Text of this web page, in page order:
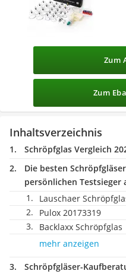
Zum
Zum
Inhaltsverzeichnis
Schröpfglas Vergleich
Die besten
persönlichen Testsieger
Lauschaer
Pulox 20173319
Backlaxx Schröpfglas
mehr anzeigen
Schröpfgläser-